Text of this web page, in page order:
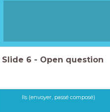
Slide 6 - Open question
Ils (envoyer, passé composé)